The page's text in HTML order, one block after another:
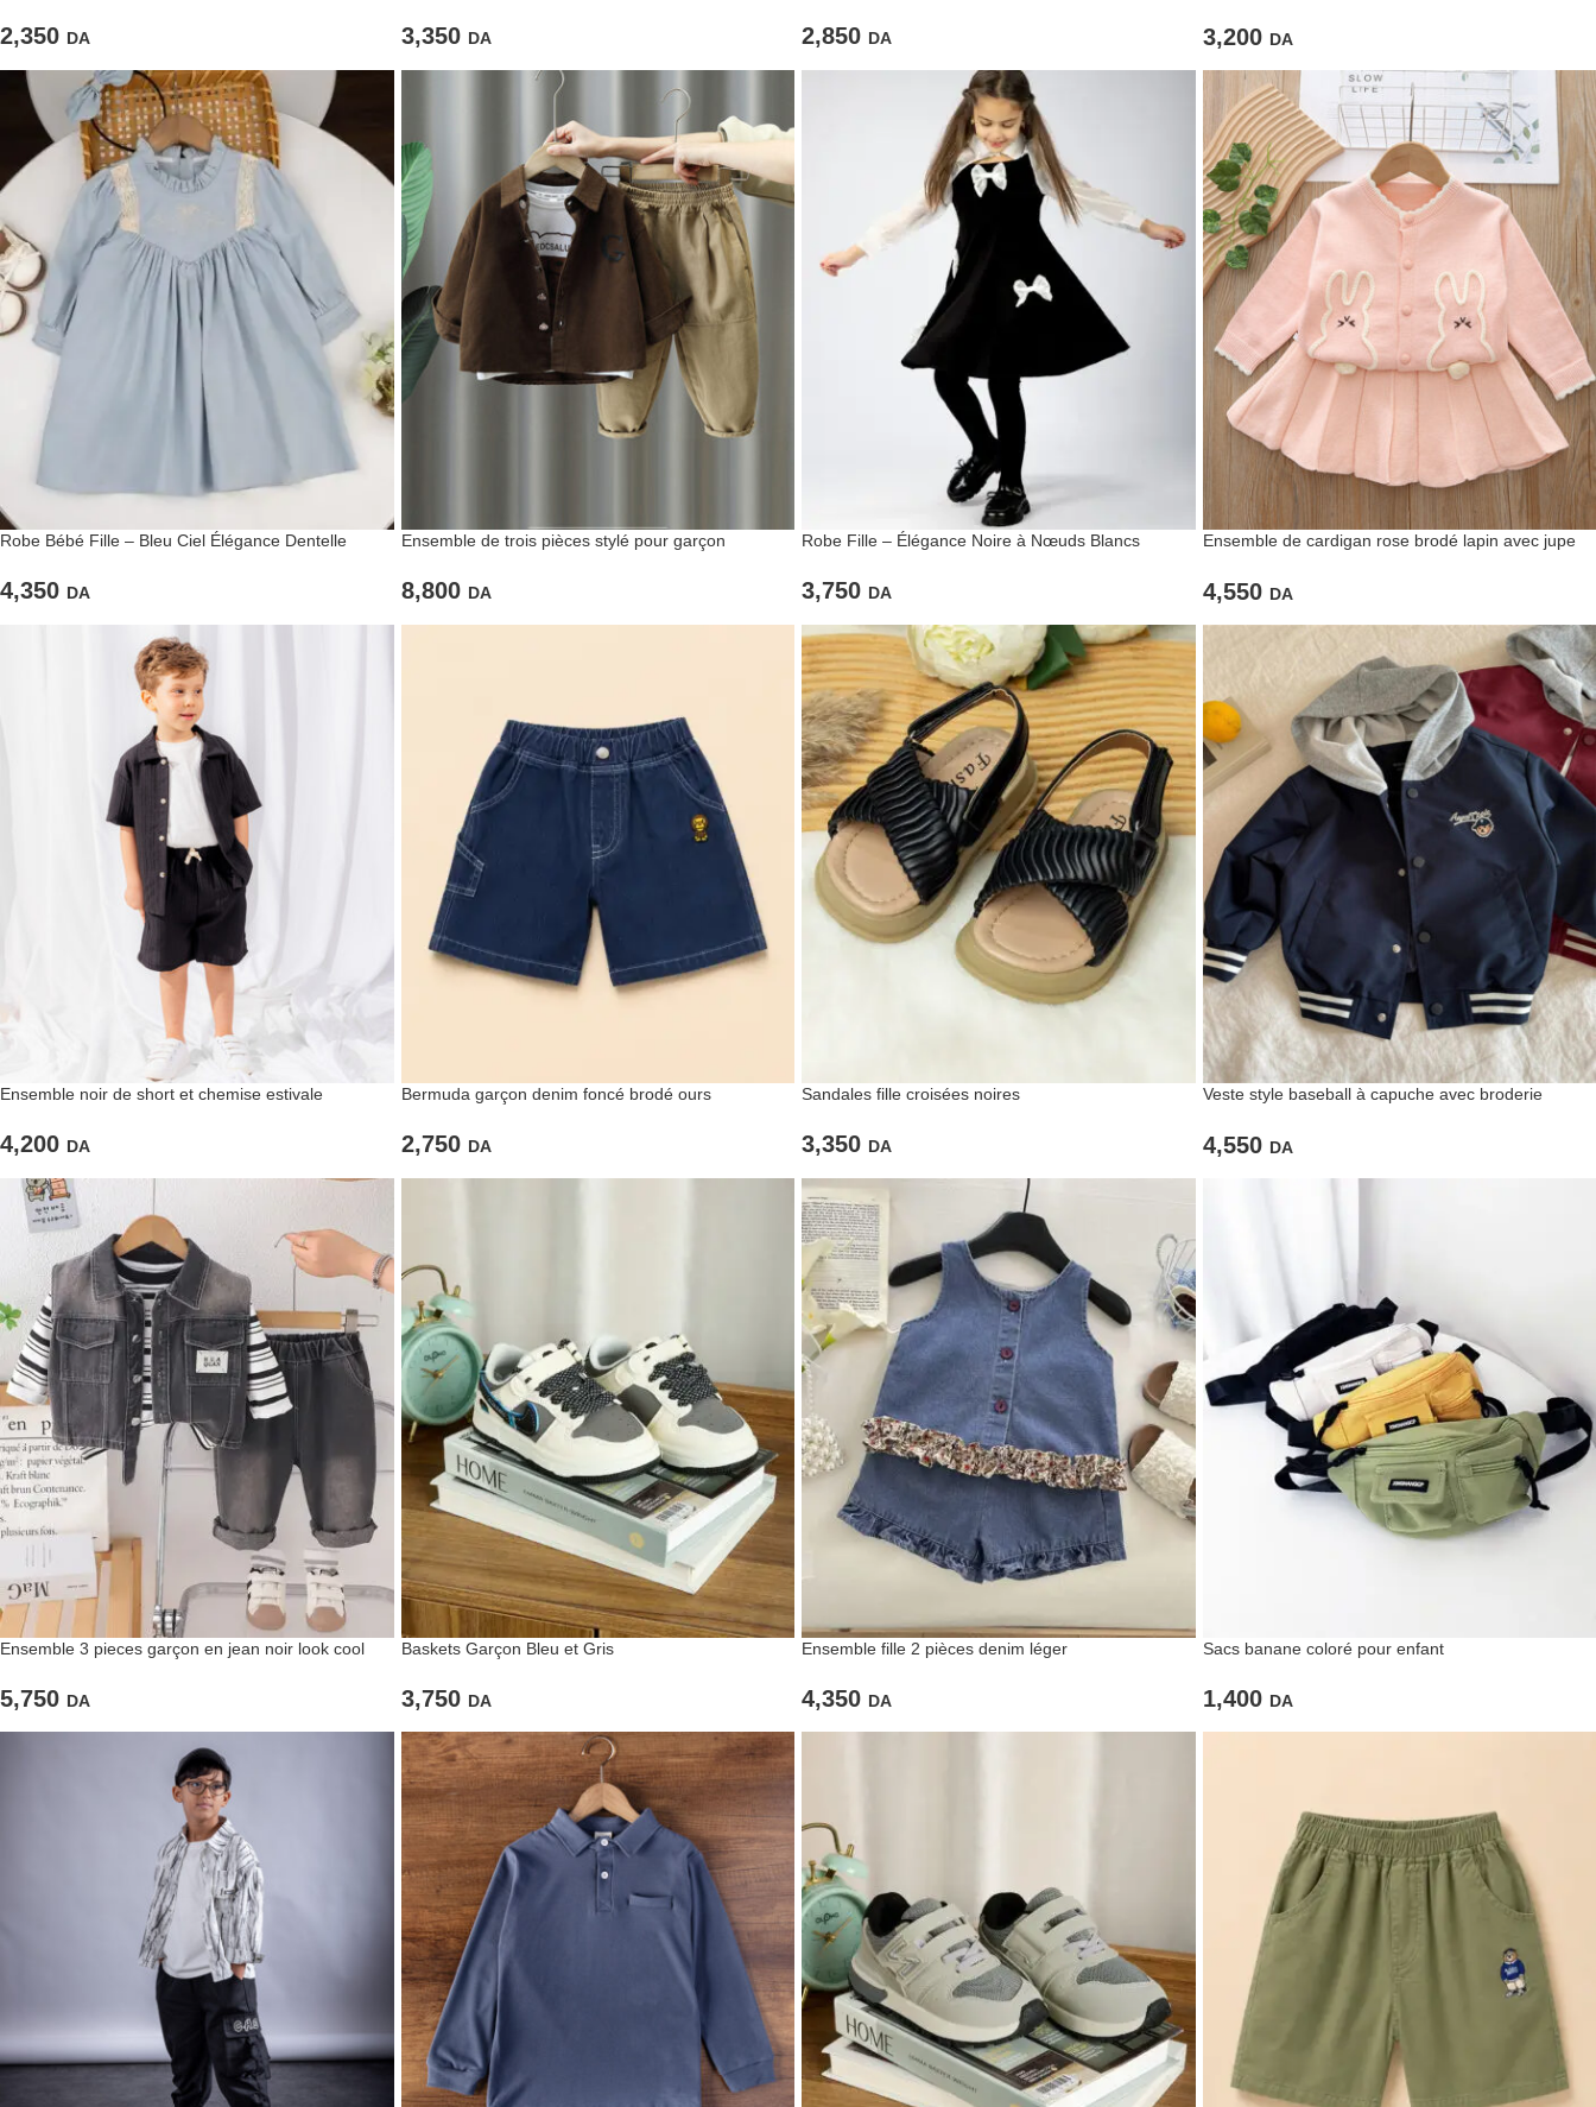
2,350 DA 3,350 DA 2,850 DA 3,200 DA
Robe Bébé Fille – Bleu Ciel Élégance Dentelle
4,350 DA
Ensemble de trois pièces stylé pour garçon
8,800 DA
Robe Fille – Élégance Noire à Nœuds Blancs
3,750 DA
Ensemble de cardigan rose brodé lapin avec jupe
4,550 DA
Ensemble noir de short et chemise estivale
4,200 DA
Bermuda garçon denim foncé brodé ours
2,750 DA
Sandales fille croisées noires
3,350 DA
Veste style baseball à capuche avec broderie
4,550 DA
Ensemble 3 pieces garçon en jean noir look cool
5,750 DA
Baskets Garçon Bleu et Gris
3,750 DA
Ensemble fille 2 pièces denim léger
4,350 DA
Sacs banane coloré pour enfant
1,400 DA